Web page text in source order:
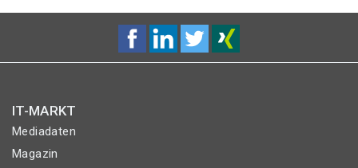
IT-MARKT
Mediadaten
Magazin